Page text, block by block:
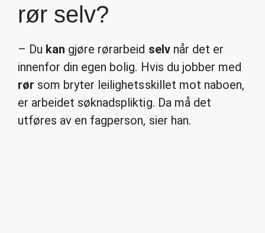
rør selv?
– Du kan gjøre rørarbeid selvnår det er
innenfor din egen bolig. Hvis du jobber med
rør som bryter leilighetsskillet mot naboen,
er arbeidet søknadspliktig. Da må det
utføres av en fagperson, sier han.